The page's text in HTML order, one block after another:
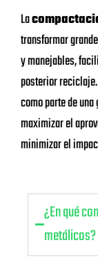
La
transformar
y manejables,
posterior
como parte de
maximizar el
minimizar el
¿En qué
metálicos?